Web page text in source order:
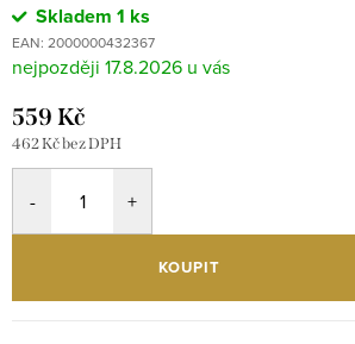
Skladem 1 ks
EAN: 2000000432367
17.8.2026
559 Kč
462 Kč bez DPH
KOUPIT